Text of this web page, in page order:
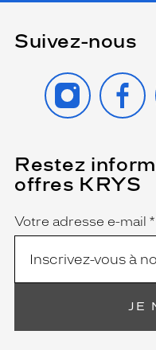
Suivez-nous
INSTAGRAM
Restez
offres KRYS
Name
Votre adresse e-mail *
(Ce
champ
est
JE